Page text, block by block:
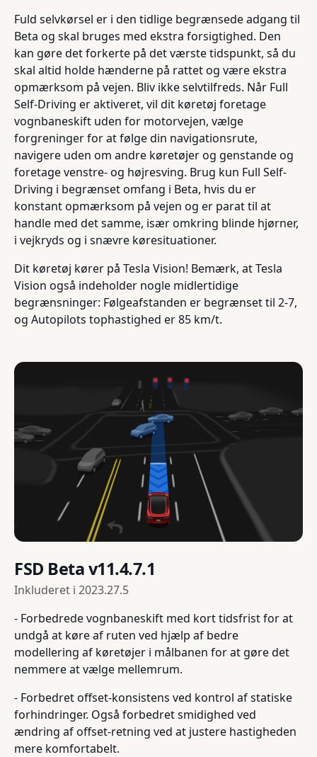
Fuld selvkørsel er i den tidlige begrænsede adgang til
Beta og skal bruges med ekstra forsigtighed. Den
kan gøre det forkerte på det værste tidspunkt, så du
skal altid holde hænderne på rattet og være ekstra
opmærksom på vejen. Bliv ikke selvtilfreds. Når Full
Self-Driving er aktiveret, vil dit køretøj foretage
vognbaneskift uden for motorvejen, vælge
forgreninger for at følge din navigationsrute,
navigere uden om andre køretøjer og genstande og
foretage venstre- og højresving. Brug kun Full Self-
Driving i begrænset omfang i Beta, hvis du er
konstant opmærksom på vejen og er parat til at
handle med det samme, især omkring blinde hjørner,
i vejkryds og i snævre køresituationer.
Dit køretøj kører på Tesla Vision! Bemærk, at Tesla
Vision også indeholder nogle midlertidige
begrænsninger: Følgeafstanden er begrænset til 2-7,
og Autopilots tophastighed er 85 km/t.
FSD Beta v11.4.7.1
Inkluderet i 2023.27.5
- Forbedrede vognbaneskift med kort tidsfrist for at
undgå at køre af ruten ved hjælp af bedre
modellering af køretøjer i målbanen for at gøre det
nemmere at vælge mellemrum.
- Forbedret offset-konsistens ved kontrol af statiske
forhindringer. Også forbedret smidighed ved
ændring af offset-retning ved at justere hastigheden
mere komfortabelt.